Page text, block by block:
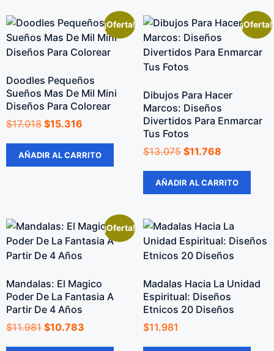
¡Oferta!
Doodles Pequeños
Sueños Mas De Mil Mini
Diseños Para Colorear
$17.018 $15.316
AÑADIR AL CARRITO
¡Oferta!
Dibujos Para Hacer
Marcos: Diseños
Divertidos Para Enmarcar
Tus Fotos
$13.075 $11.768
AÑADIR AL CARRITO
¡Oferta!
Mandalas: El Magico
Poder De La Fantasia A
Partir De 4 Años
$11.981 $10.783
Madalas Hacia La Unidad
Espiritual: Diseños
Etnicos 20 Diseños
$11.981